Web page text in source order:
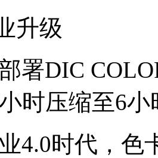
升级
署DIC
时压缩至6
4.0时代，色